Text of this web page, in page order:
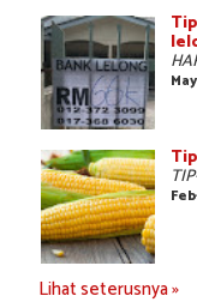
Lihat seterusnya »